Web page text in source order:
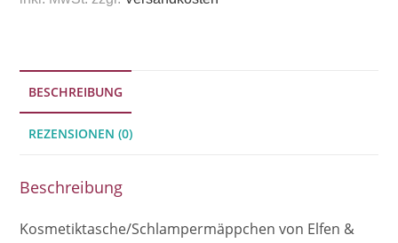
BESCHREIBUNG
REZENSIONEN (0)
Beschreibung
Kosmetiktasche/Schlampermäppchen von Elfen &